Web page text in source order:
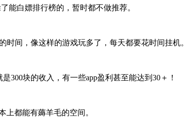
能白嫖排行榜的，暂时都不做推荐。
间，像这样的游戏玩多了，每天都要花时间挂机。
300块的收入，有一些app盈利甚至能达到30＋！
上都能有薅羊毛的空间。